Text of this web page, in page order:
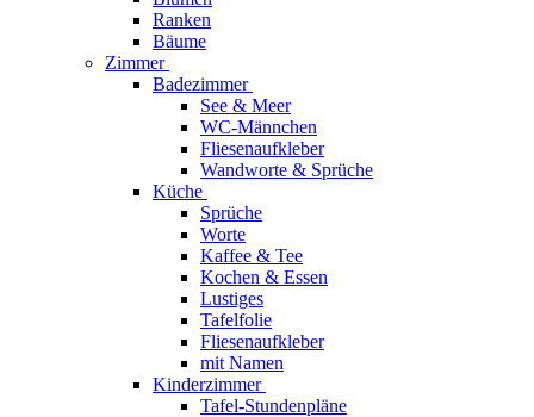
Ranken
Bäume
Zimmer
Badezimmer
See & Meer
WC-Männchen
Fliesenaufkleber
Wandworte & Sprüche
Küche
Sprüche
Worte
Kaffee & Tee
Kochen & Essen
Lustiges
Tafelfolie
Fliesenaufkleber
mit Namen
Kinderzimmer
Tafel-Stundenpläne